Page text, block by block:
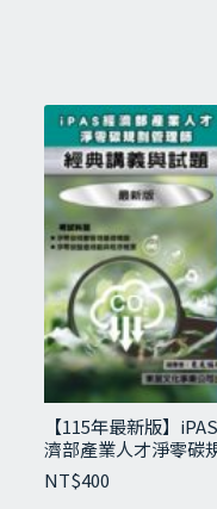
【114年最新版】外匯
NT$400
【115年最新版】
濟部產業人才淨零碳
管理師經典講義與試題-
初級
NT$400